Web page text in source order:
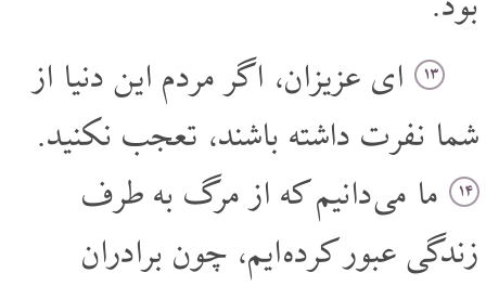
۱۳ ای عزیزان، اگر مردم این دنیا از
شما نفرت داشته باشند، تعجب نکنید.
۱۴ ما می دانیم که از مرگ به طرف
زندگی عبور کرده ایم، چون برادران